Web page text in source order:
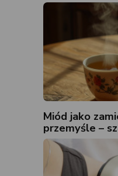
Miód jako
przemyśle –